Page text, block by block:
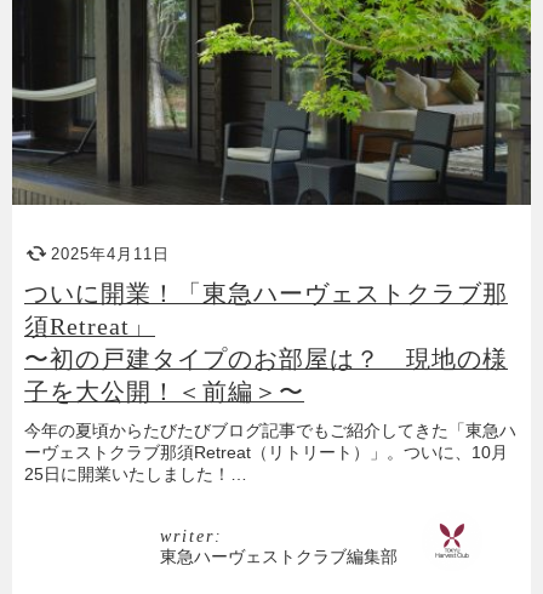
2025年4月11日
ついに開業！「東急ハーヴェストクラブ那
須Retreat」
〜初の戸建タイプのお部屋は？ 現地の様
子を大公開！＜前編＞〜
今年の夏頃からたびたびブログ記事でもご紹介してきた「東急ハ
ーヴェストクラブ那須Retreat（リトリート）」。ついに、10月
25日に開業いたしました！…
writer:
東急ハーヴェストクラブ編集部